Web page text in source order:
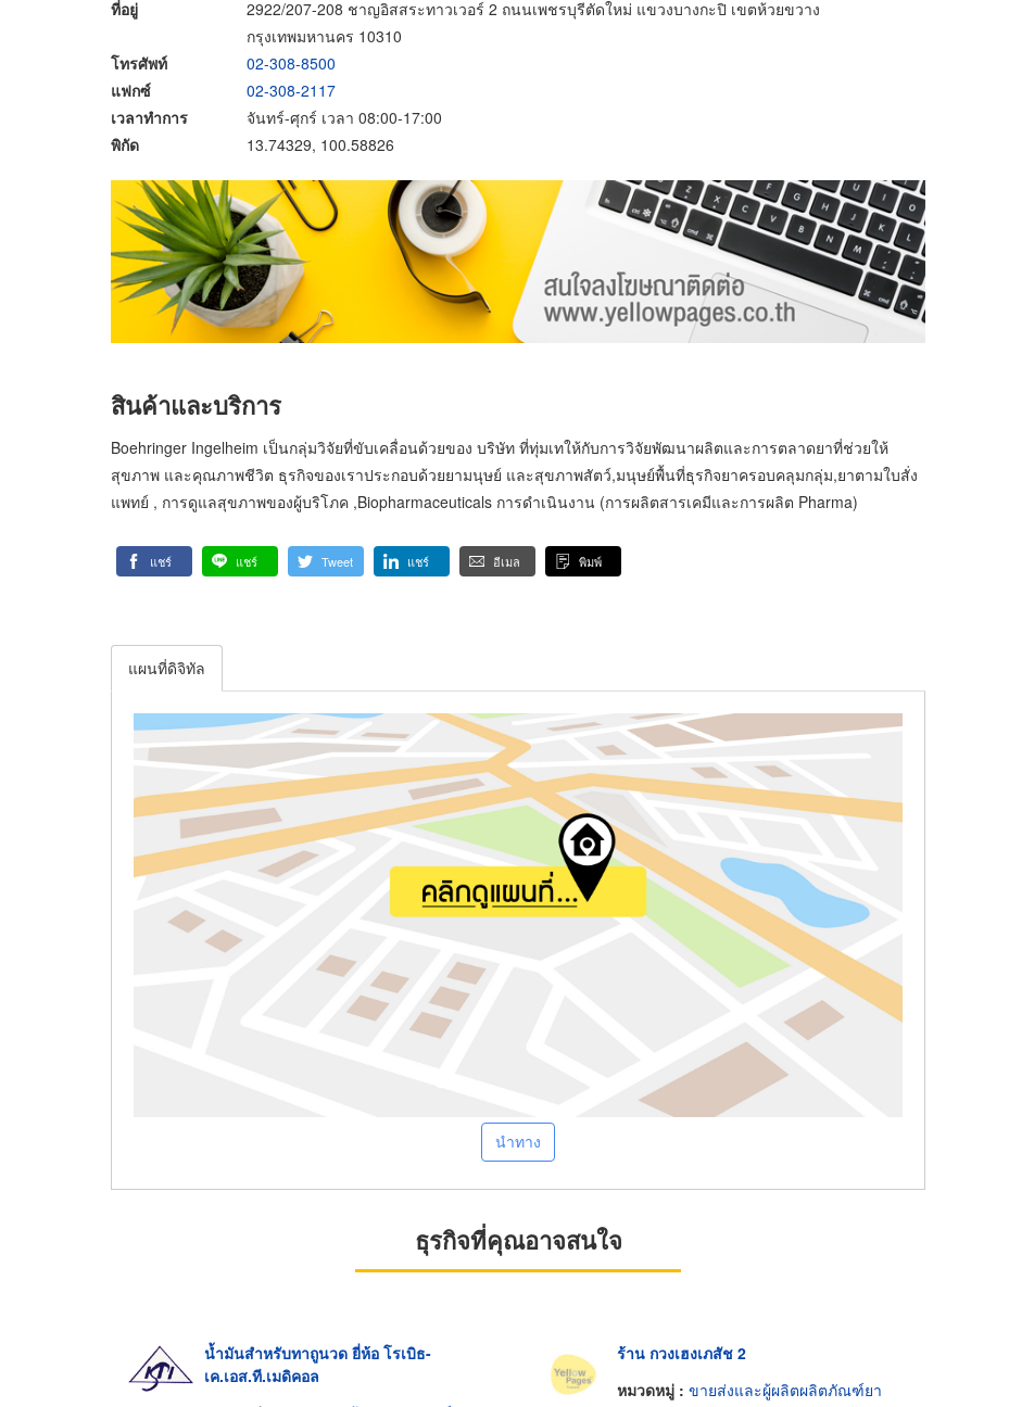
ที่อยู่
2922/207-208 ชาญอิสสระทาวเวอร์ 2 ถนนเพชรบุรีตัดใหม่ แขวงบางกะปิ เขตห้วยขวาง
กรุงเทพมหานคร 10310
โทรศัพท์
02-308-8500
แฟกซ์
02-308-2117
เวลาทำการ
จันทร์-ศุกร์ เวลา 08:00-17:00
พิกัด
13.74329, 100.58826
สินค้าและบริการ
Boehringer Ingelheim เป็นกลุ่มวิจัยที่ขับเคลื่อนด้วยของ บริษัท ที่ทุ่มเทให้กับการวิจัยพัฒนาผลิตและการตลาดยาที่ช่วยให้
สุขภาพ และคุณภาพชีวิต ธุรกิจของเราประกอบด้วยยามนุษย์ และสุขภาพสัตว์,มนุษย์พื้นที่ธุรกิจยาครอบคลุมกลุ่ม,ยาตามใบสั่ง
แพทย์ , การดูแลสุขภาพของผู้บริโภค ,Biopharmaceuticals การดำเนินงาน (การผลิตสารเคมีและการผลิต Pharma)
แชร์ แชร์ Tweet แชร์ อีเมล พิมพ์
แผนที่ดิจิทัล
นำทาง
ธุรกิจที่คุณอาจสนใจ
น้ำมันสำหรับทาถูนวด ยี่ห้อ โรเบิธ-
เค.เอส.ที.เมดิคอล
ร้าน กวงเฮงเภสัช 2
หมวดหมู่ : ขายส่งและผู้ผลิตผลิตภัณฑ์ยา